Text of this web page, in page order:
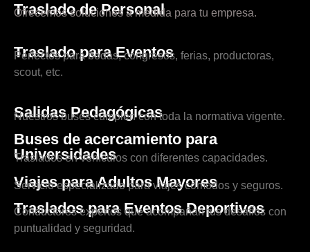
Traslado de Personal
Ofrecemos soluciones a medida para tu empresa.
Traslado para Eventos
Perfectos para bodas, congresos, ferias, productoras,
scout, etc.
Salidas Pedagógicas
Nuestros buses cumplen con toda la normativa vigente.
Buses de acercamiento para
Universidades
Traslados en vehículos con diferentes capacidades.
Viajes para Adultos Mayores
Servicio especializado para viajes cómodos y seguros.
Traslados para Eventos Deportivos
Conductores expertos que acompañan tus desafíos con
puntualidad y seguridad.